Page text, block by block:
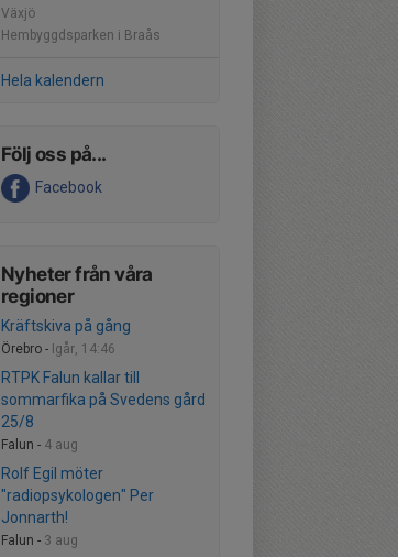
Växjö
Hembyggdsparken i Braås
Hela kalendern
Följ oss på...
Facebook
Nyheter från våra
regioner
Kräftskiva på gång
Örebro - Igår, 14:46
RTPK Falun kallar till
sommarfika på Svedens gård
25/8
Falun - 4 aug
Rolf Egil möter
"radiopsykologen" Per
Jonnarth!
Falun - 3 aug